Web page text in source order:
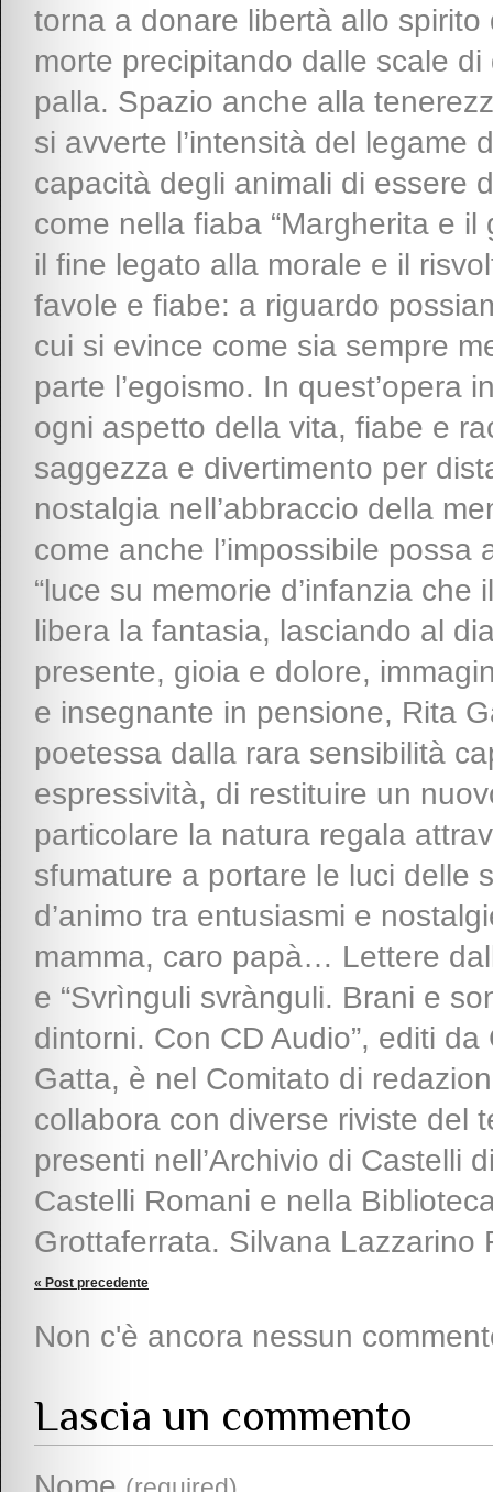
torna a donare libertà allo
morte precipitando dalle scale
palla. Spazio anche alla
si avverte l’intensità del legame
capacità degli animali di essere
come nella fiaba “Margherita e
il fine legato alla morale e il
favole e fiabe: a riguardo
cui si evince come sia sempre
parte l’egoismo. In quest’opera
ogni aspetto della vita, fiabe e
saggezza e divertimento per
nostalgia nell’abbraccio della
come anche l’impossibile possa
“luce su memorie d’infanzia
libera la fantasia, lasciando al
presente, gioia e dolore,
e insegnante in pensione, Rita
poetessa dalla rara sensibilità
espressività, di restituire un
particolare la natura regala
sfumature a portare le luci delle
d’animo tra entusiasmi e
mamma, caro papà… Lettere
e “Svrìnguli svrànguli. Brani e
dintorni. Con CD Audio”, editi
Gatta, è nel Comitato di
collabora con diverse riviste del
presenti nell’Archivio di Castelli
Castelli Romani e nella
Grottaferrata. Silvana Lazzarino
« Post precedente
Non c'è ancora nessun
Lascia un commento